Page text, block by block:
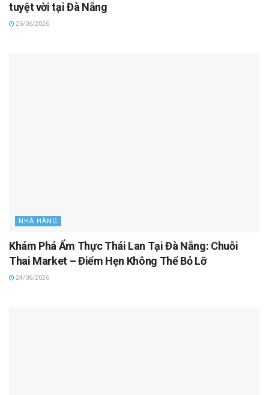
tuyệt vời tại Đà Nẵng
26/06/2026
NHÀ HÀNG
Khám Phá Ẩm Thực Thái Lan Tại Đà Nẵng: Chuỗi
Thai Market – Điểm Hẹn Không Thể Bỏ Lỡ
24/06/2026